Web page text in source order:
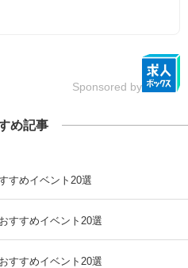
Sponsored by
め記事
すめイベント20選
すすめイベント20選
すすめイベント20選